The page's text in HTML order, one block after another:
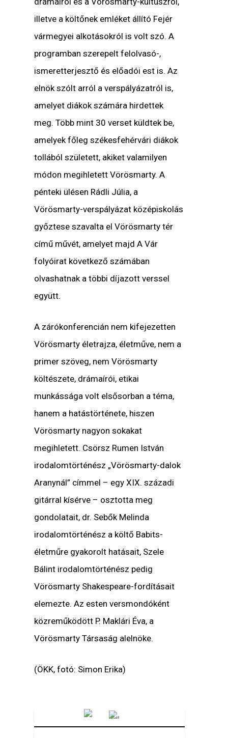
illetve a költőnek emléket állító Fejér
vármegyei alkotásokról is volt szó. A
programban szerepelt felolvasó-,
ismeretterjesztő és előadói est is. Az
elnök szólt arról a verspályázatról is,
amelyet diákok számára hirdettek
meg. Több mint 30 verset küldtek be,
amelyek főleg székesfehérvári diákok
tollából született, akiket valamilyen
módon megihletett Vörösmarty. A
pénteki ülésen Rádli Júlia, a
Vörösmarty-verspályázat középiskolás
győztese szavalta el Vörösmarty tér
című művét, amelyet majd A Vár
folyóirat következő számában
olvashatnak a többi díjazott verssel
együtt.
A zárókonferencián nem kifejezetten
Vörösmarty életrajza, életműve, nem a
primer szöveg, nem Vörösmarty
költészete, drámaírói, etikai
munkássága volt elsősorban a téma,
hanem a hatástörténete, hiszen
Vörösmarty nagyon sokakat
megihletett. Csörsz Rumen István
irodalomtörténész „Vörösmarty-dalok
Aranynál” címmel – egy XIX. századi
gitárral kísérve – osztotta meg
gondolatait, dr. Sebők Melinda
irodalomtörténész a költő Babits-
életműre gyakorolt hatásait, Szele
Bálint irodalomtörténész pedig
Vörösmarty Shakespeare-fordításait
elemezte. Az esten versmondóként
közreműködött P. Maklári Éva, a
Vörösmarty Társaság alelnöke.
(ÖKK, fotó: Simon Erika)